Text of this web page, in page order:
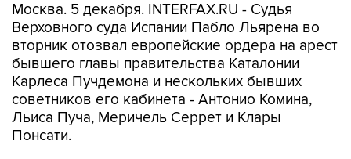
Москва. 5 декабря. INTERFAX.RU - Судья
Верховного суда Испании Пабло Льярена во
вторник отозвал европейские ордера на арест
бывшего главы правительства Каталонии
Карлеса Пучдемона и нескольких бывших
советников его кабинета - Антонио Комина,
Льиса Пуча, Меричель Серрет и Клары
Понсати.